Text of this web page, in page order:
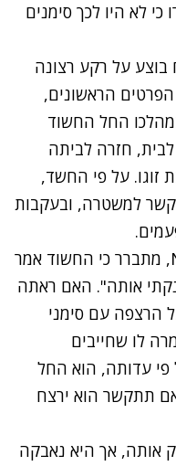
לא היו לכך סימנים
על רקע רצונה
הראשונים,
החל החשוד
חזרה לביתה
זוגו. על פי החשד,
למשטרה, ובעקבות
, מתברר כי החשוד אמר
אותה". האם ראתה
הרצפה עם סימני
לו שחייבים
עדותה, הוא החל
תתקשר הוא ירצח
אותה, אך היא נאבקה